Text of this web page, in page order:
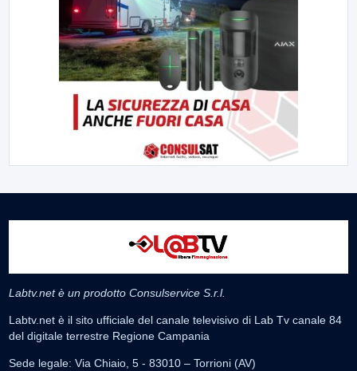
Labtv.net è un prodotto Consulservice S.r.l.
Labtv.net è il sito ufficiale del canale televisivo di Lab Tv canale 84
del digitale terrestre Regione Campania
Sede legale: Via Chiaio, 5 - 83010 – Torrioni (AV)